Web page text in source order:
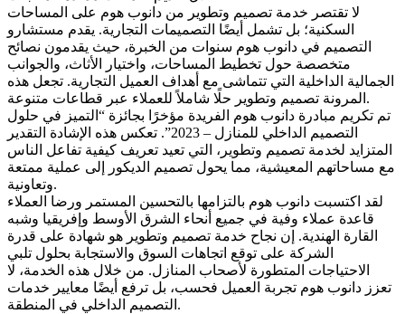
لا تقتصر خدمة تصميم وتطوير من دانوب هوم على المساحات
السكنية؛ بل تشمل أيضًا التصميمات التجارية. يقدم مستشارو
التصميم في دانوب هوم سنوات من الخبرة، حيث يقدمون نصائح
متخصصة حول تخطيط المساحات، واختيار الأثاث، والجوانب
الجمالية الداخلية التي تتماشى مع أهداف العميل التجارية. تجعل هذه
المرونة تصميم وتطوير حلًا شاملاً للعملاء عبر قطاعات متنوعة.
تم تكريم مبادرة دانوب هوم الفريدة مؤخرًا بجائزة “التميز في حلول
التصميم الداخلي للمنازل – 2023”. تعكس هذه الإشادة التقدير
المتزايد لخدمة تصميم وتطوير، التي تعيد تعريف كيفية تفاعل الناس
مع مساحاتهم المعيشية، مما يحول تصميم الديكور إلى عملية ممتعة
وتعاونية.
لقد اكتسبت دانوب هوم بالتزامها بالتحسين المستمر ورضا العملاء
قاعدة عملاء وفية في جميع أنحاء الشرق الأوسط وإفريقيا وشبه
القارة الهندية. إن نجاح خدمة تصميم وتطوير هو شهادة على قدرة
الشركة على توقع اتجاهات السوق والاستجابة بحلول تلبي
الاحتياجات المتطورة لأصحاب المنازل. من خلال هذه الخدمة، لا
تعزز دانوب هوم تجربة العميل فحسب، بل ترفع أيضًا معايير خدمات
التصميم الداخلي في المنطقة.